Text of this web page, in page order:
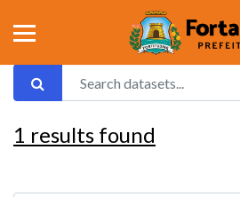
1 results found